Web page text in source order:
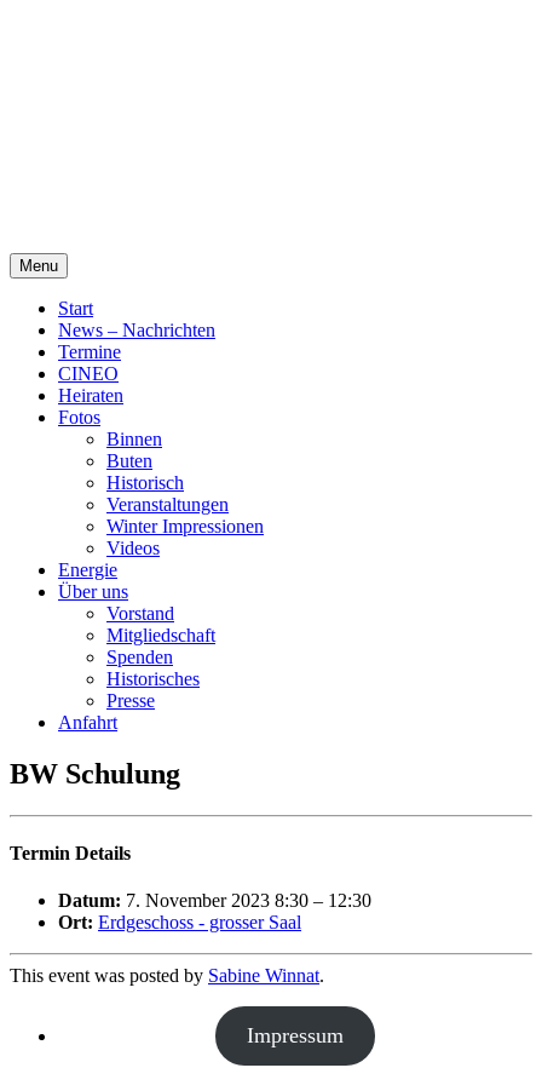
Menu
Start
News – Nachrichten
Termine
CINEO
Heiraten
Fotos
Binnen
Buten
Historisch
Veranstaltungen
Winter Impressionen
Videos
Energie
Über uns
Vorstand
Mitgliedschaft
Spenden
Historisches
Presse
Anfahrt
BW Schulung
Termin Details
Datum: 7. November 2023 8:30 – 12:30
Ort: Erdgeschoss - grosser Saal
This event was posted by Sabine Winnat.
Impressum